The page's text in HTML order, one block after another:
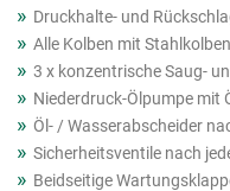
Druckhalte- und
Alle Kolben mit
3 x konzentrische Saug-
Niederdruck-Ölpumpe mit
Öl- / Wasserabscheider
Sicherheitsventile nach
Beidseitige